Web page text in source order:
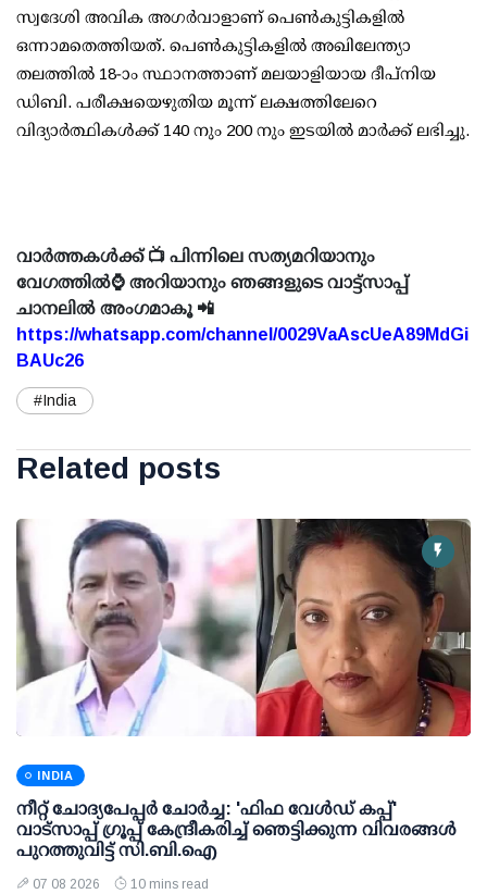
സ്വദേശി അവിക അഗര്‍വാളാണ് പെണ്‍കുട്ടികളില്‍
ഒന്നാമതെത്തിയത്. പെണ്‍കുട്ടികളില്‍ അഖിലേന്ത്യാ
തലത്തില്‍ 18-ാം സ്ഥാനത്താണ് മലയാളിയായ ദീപ്നിയ
ഡിബി. പരീക്ഷയെഴുതിയ മൂന്ന് ലക്ഷത്തിലേറെ
വിദ്യാര്‍ത്ഥികള്‍ക്ക് 140 നും 200 നും ഇടയില്‍ മാര്‍ക്ക് ലഭിച്ചു.
വാർത്തകൾക്ക് 📺 പിന്നിലെ സത്യമറിയാനും
വേഗത്തിൽ⌚ അറിയാനും ഞങ്ങളുടെ വാട്ട്സാപ്പ്
ചാനലിൽ അംഗമാകൂ 📲
https://whatsapp.com/channel/0029VaAscUeA89MdGi
BAUc26
#India
Related posts
INDIA
നീറ്റ് ചോദ്യപേപ്പര്‍ ചോര്‍ച്ച: 'ഫിഫ വേള്‍ഡ് കപ്പ്'
വാട്സാപ്പ് ഗ്രൂപ്പ് കേന്ദ്രീകരിച്ച് ഞെട്ടിക്കുന്ന വിവരങ്ങള്‍
പുറത്തുവിട്ട് സി.ബി.ഐ
07 08 2026 10 mins read